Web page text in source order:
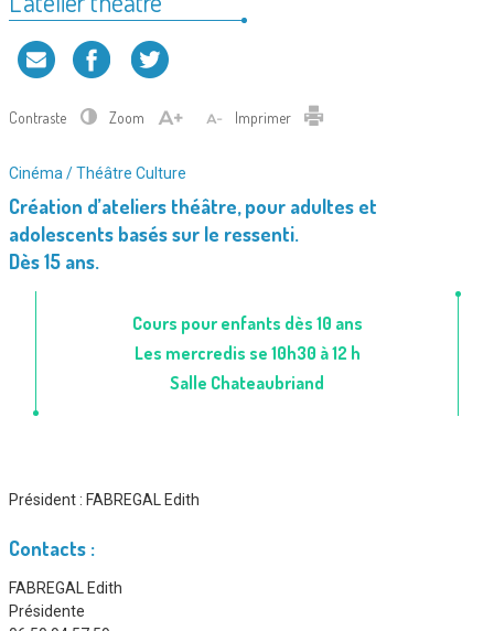
Contraste Zoom Imprimer
Type
d'association
:
Cinéma / Théâtre Culture
Création d’ateliers théâtre, pour adultes et
adolescents basés sur le ressenti.
Dès 15 ans.
Cours pour enfants dès 10 ans
Les mercredis se 10h30 à 12 h
Salle Chateaubriand
Président : FABREGAL Edith
Contacts :
FABREGAL Edith
Présidente